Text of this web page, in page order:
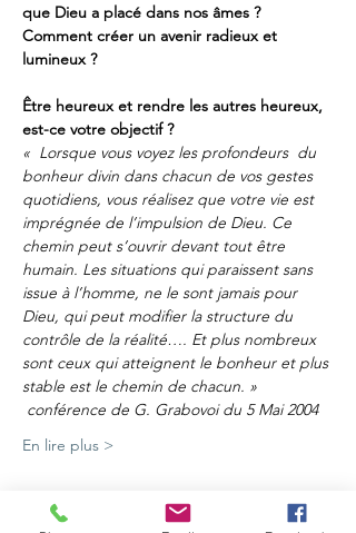
que Dieu a placé dans nos âmes ?
Comment créer un avenir radieux et
lumineux ?
Être heureux et rendre les autres heureux,
est-ce votre objectif ?
«  Lorsque vous voyez les profondeurs  du
bonheur divin dans chacun de vos gestes
quotidiens, vous réalisez que votre vie est
imprégnée de l’impulsion de Dieu. Ce
chemin peut s’ouvrir devant tout être
humain. Les situations qui paraissent sans
issue à l’homme, ne le sont jamais pour
Dieu, qui peut modifier la structure du
contrôle de la réalité…. Et plus nombreux
sont ceux qui atteignent le bonheur et plus
stable est le chemin de chacun. »
conférence de G. Grabovoi du 5 Mai 2004
En lire plus >
Partager cet événement